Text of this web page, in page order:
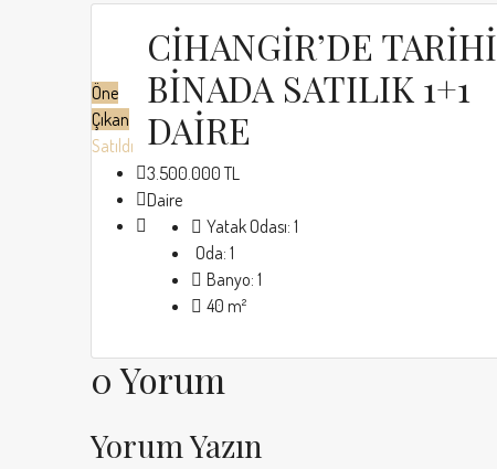
Öne
Çıkan
Satıldı
CİHANGİR’DE TARİHİ
BİNADA SATILIK 1+1
DAİRE
3.500.000 TL
Daire
Yatak Odası: 1
Oda: 1
Banyo: 1
40 m²
0 Yorum
Yorum Yazın